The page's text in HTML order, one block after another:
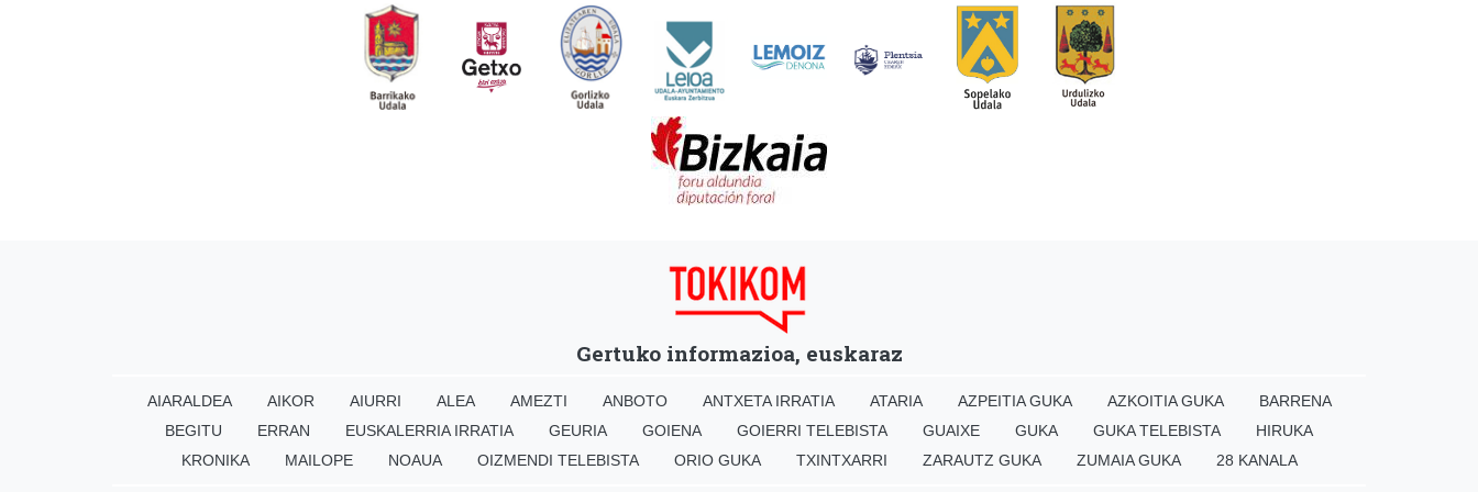
Gertuko informazioa, euskaraz
AIARALDEA AIKOR AIURRI ALEA AMEZTI ANBOTO ANTXETA IRRATIA ATARIA AZPEITIA GUKA AZKOITIA GUKA
BARRENA
BEGITU
ERRAN EUSKALERRIA IRRATIA GEURIA GOIENA GOIERRI TELEBISTA GUAIXE GUKA GUKA TELEBISTA
HIRUKA
KRONIKA
MAILOPE NOAUA OIZMENDI TELEBISTA ORIO GUKA TXINTXARRI ZARAUTZ GUKA ZUMAIA GUKA 28 KANALA